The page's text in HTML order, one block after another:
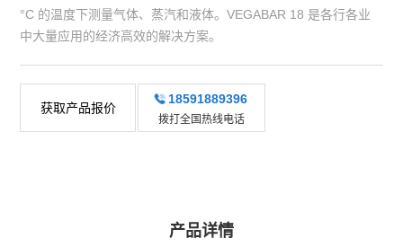
°C 的温度下测量气体、蒸汽和液体。VEGABAR 18 是各行各业
中大量应用的经济高效的解决方案。
获取产品报价
18591889396
拨打全国热线电话
产品详情